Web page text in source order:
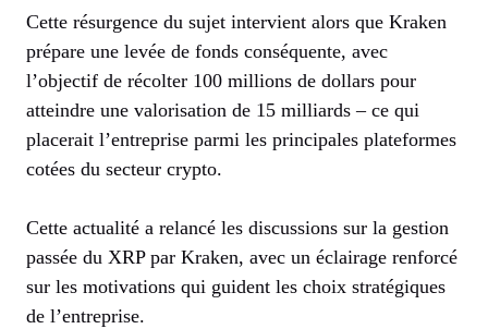
Cette résurgence du sujet intervient alors que Kraken
prépare une levée de fonds conséquente, avec
l’objectif de récolter 100 millions de dollars pour
atteindre une valorisation de 15 milliards – ce qui
placerait l’entreprise parmi les principales plateformes
cotées du secteur crypto.
Cette actualité a relancé les discussions sur la gestion
passée du XRP par Kraken, avec un éclairage renforcé
sur les motivations qui guident les choix stratégiques
de l’entreprise.